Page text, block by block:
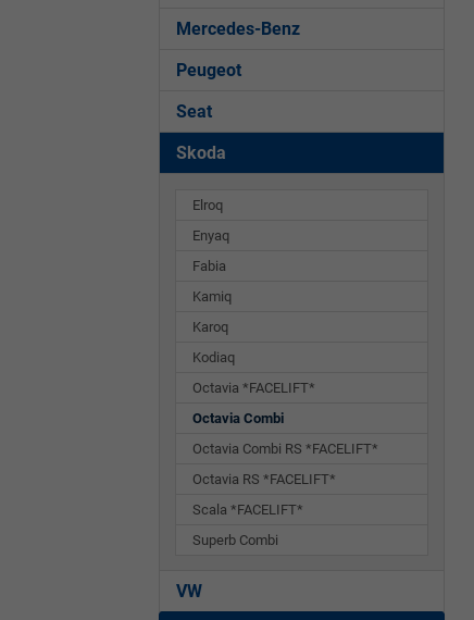
Mercedes-Benz
Peugeot
Seat
Skoda
Elroq
Enyaq
Fabia
Kamiq
Karoq
Kodiaq
Octavia *FACELIFT*
Octavia Combi
Octavia Combi RS *FACELIFT*
Octavia RS *FACELIFT*
Scala *FACELIFT*
Superb Combi
VW